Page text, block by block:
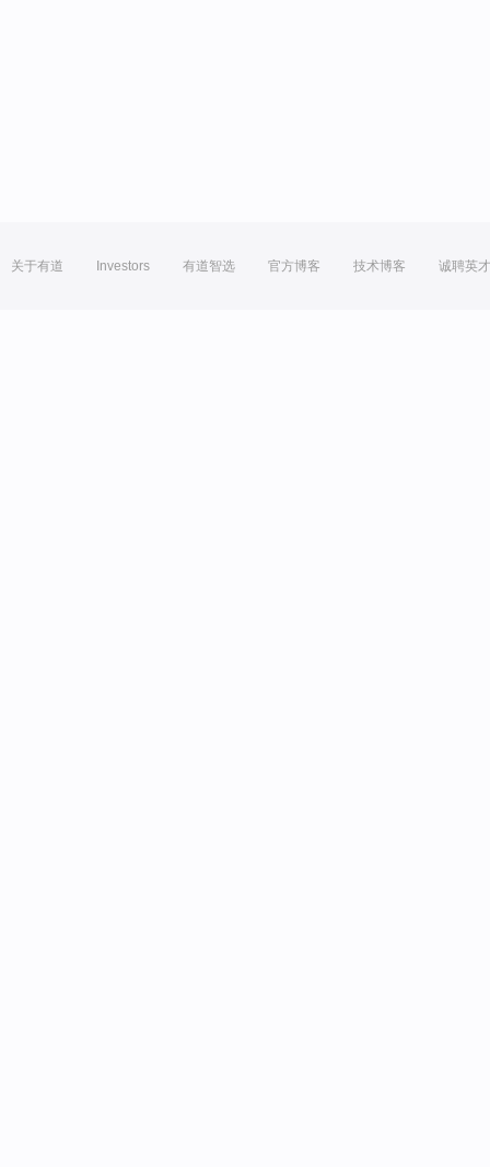
关于有道 Investors 有道智选 官方博客 技术博客 诚聘英才